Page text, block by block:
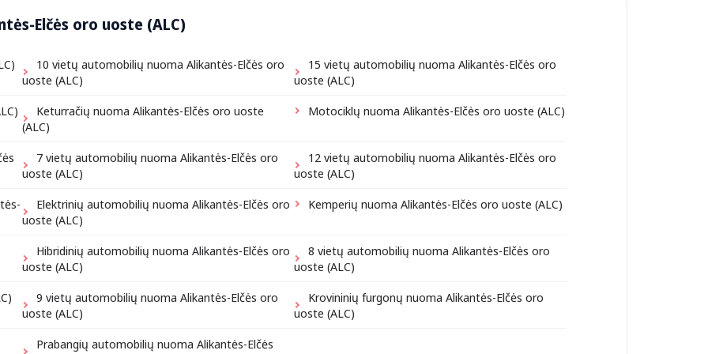
Elčės oro uoste (ALC)
10 vietų automobilių nuoma Alikantės-Elčės oro
uoste (ALC)
15 vietų automobilių nuoma Alikantės-Elčės oro
uoste (ALC)
Keturračių nuoma Alikantės-Elčės oro uoste
(ALC)
Motociklų nuoma Alikantės-Elčės oro uoste (ALC)
7 vietų automobilių nuoma Alikantės-Elčės oro
uoste (ALC)
12 vietų automobilių nuoma Alikantės-Elčės oro
uoste (ALC)
Elektrinių automobilių nuoma Alikantės-Elčės oro
uoste (ALC)
Kemperių nuoma Alikantės-Elčės oro uoste (ALC)
Hibridinių automobilių nuoma Alikantės-Elčės oro
uoste (ALC)
8 vietų automobilių nuoma Alikantės-Elčės oro
uoste (ALC)
9 vietų automobilių nuoma Alikantės-Elčės oro
uoste (ALC)
Krovininių furgonų nuoma Alikantės-Elčės oro
uoste (ALC)
Prabangių automobilių nuoma Alikantės-Elčės